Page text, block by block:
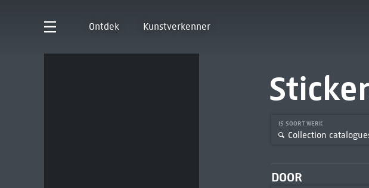
Ontdek Kunstverkenner
IS SOORT WERK
Collection
DOOR